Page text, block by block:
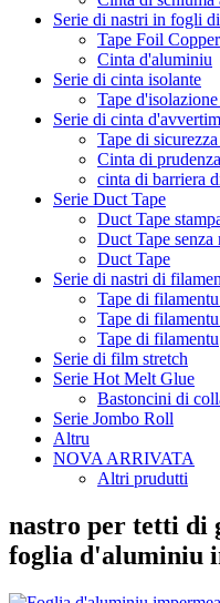
Serie di nastri in fogli
Tape Foil Copper
Cinta d'aluminiu
Serie di cinta isolante
Tape
Serie di cinta
Tape di
Cinta di
cinta di barriera
Serie Duct Tape
Duct Tape
Duct Tape senza
Duct Tape
Serie di nastri di
Tape di
Tape di
Tape di filamentu
Serie di film stretch
Serie Hot Melt Glue
Bastoncini di
Serie Jombo Roll
Altru
NOVA ARRIVATA
Altri prudutti
nastro per tetti di
foglia d'aluminiu